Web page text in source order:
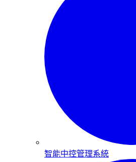
智能中控管理系統